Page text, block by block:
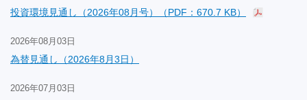
投資環境見通し（2026年08月号）（PDF：670.7 KB）
2026年08月03日
為替見通し（2026年8月3日）
2026年07月03日